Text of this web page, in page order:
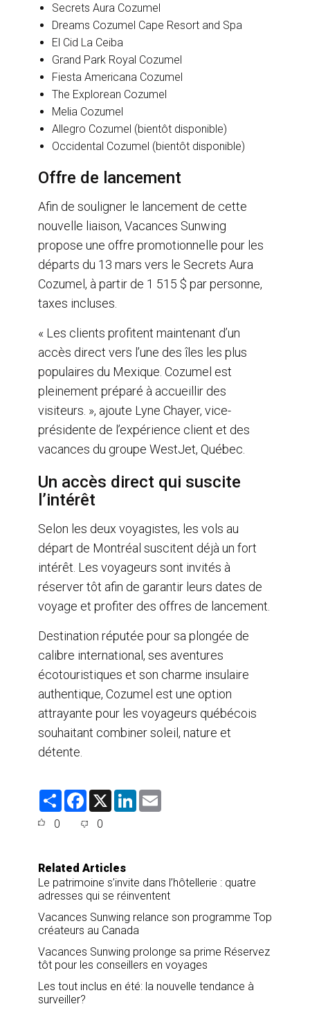
Secrets Aura Cozumel
Dreams Cozumel Cape Resort and Spa
El Cid La Ceiba
Grand Park Royal Cozumel
Fiesta Americana Cozumel
The Explorean Cozumel
Melia Cozumel
Allegro Cozumel (bientôt disponible)
Occidental Cozumel (bientôt disponible)
Offre de lancement
Afin de souligner le lancement de cette
nouvelle liaison, Vacances Sunwing
propose une offre promotionnelle pour les
départs du 13 mars vers le Secrets Aura
Cozumel, à partir de 1 515 $ par personne,
taxes incluses.
« Les clients profitent maintenant d’un
accès direct vers l’une des îles les plus
populaires du Mexique. Cozumel est
pleinement préparé à accueillir des
visiteurs. », ajoute Lyne Chayer, vice-
présidente de l’expérience client et des
vacances du groupe WestJet, Québec.
Un accès direct qui suscite
l’intérêt
Selon les deux voyagistes, les vols au
départ de Montréal suscitent déjà un fort
intérêt. Les voyageurs sont invités à
réserver tôt afin de garantir leurs dates de
voyage et profiter des offres de lancement.
Destination réputée pour sa plongée de
calibre international, ses aventures
écotouristiques et son charme insulaire
authentique, Cozumel est une option
attrayante pour les voyageurs québécois
souhaitant combiner soleil, nature et
détente.
S
F
e
o
k
X
L
0 0
Related Articles
Le patrimoine s’invite dans l’hôtellerie : quatre
adresses qui se réinventent
Vacances Sunwing relance son programme Top
créateurs au Canada
Vacances Sunwing prolonge sa prime Réservez
tôt pour les conseillers en voyages
Les tout inclus en été: la nouvelle tendance à
surveiller?